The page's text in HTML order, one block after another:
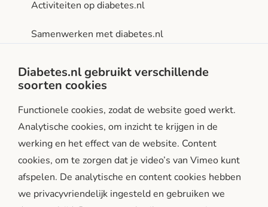
Activiteiten op diabetes.nl
Samenwerken met diabetes.nl
diabetes.nl is een initiatief van:
Diabetes.nl gebruikt verschillende
soorten cookies
Functionele cookies, zodat de website goed werkt.
Analytische cookies, om inzicht te krijgen in de
werking en het effect van de website. Content
cookies, om te zorgen dat je video’s van Vimeo kunt
afspelen. De analytische en content cookies hebben
we privacyvriendelijk ingesteld en gebruiken we